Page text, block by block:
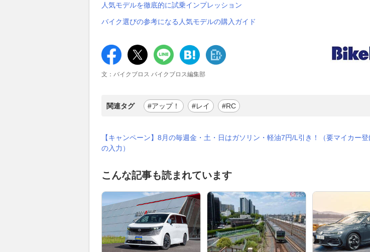
人気モデルを徹底的に試乗インプレッション
バイク選びの参考になる人気モデルの購入ガイド
文：バイクブロス バイクブロス編集部
関連タグ #アップ！ #レイ #RC
【キャンペーン】8月の毎週金・土・日はガソリン・軽油7円/L引き！（要マイカー
の入力）
こんな記事も読まれています